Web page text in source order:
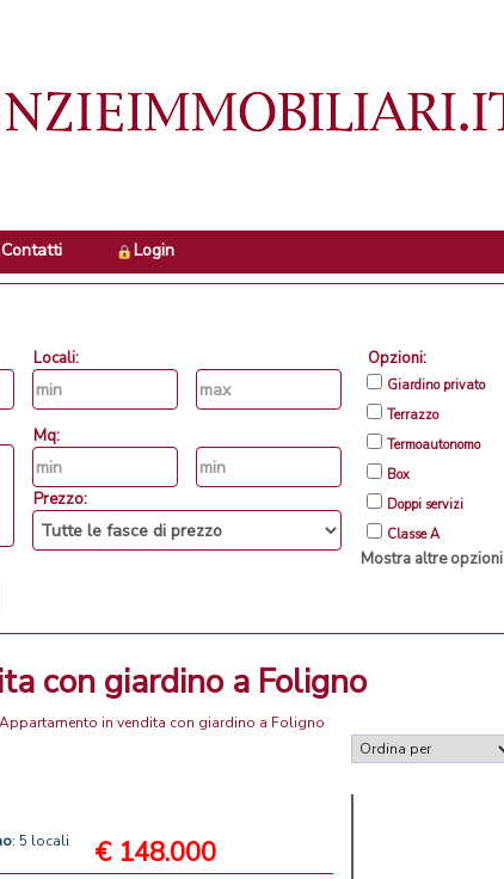
Contatti Login
Locali:
Mq:
Prezzo:
Opzioni:
Giardino privato
Terrazzo
Termoautonomo
Box
Doppi servizi
Classe A
Mostra altre opzioni
con giardino a Foligno
in vendita con giardino a Foligno
: 5 locali € 148.000